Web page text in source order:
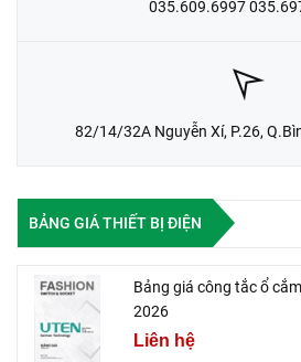
035.609.6997
82/14/32A Nguyễn Xí, P.26,
BẢNG GIÁ THIẾT BỊ ĐIỆN
Bảng giá công tắc ổ
2026
Liên hệ